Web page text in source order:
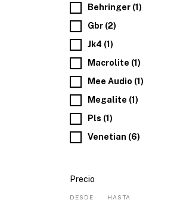
Behringer (1)
Gbr (2)
Jk4 (1)
Macrolite (1)
Mee Audio (1)
Megalite (1)
Pls (1)
Venetian (6)
Precio
DESDE HASTA